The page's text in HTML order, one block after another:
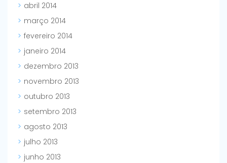
abril 2014
março 2014
fevereiro 2014
janeiro 2014
dezembro 2013
novembro 2013
outubro 2013
setembro 2013
agosto 2013
julho 2013
junho 2013